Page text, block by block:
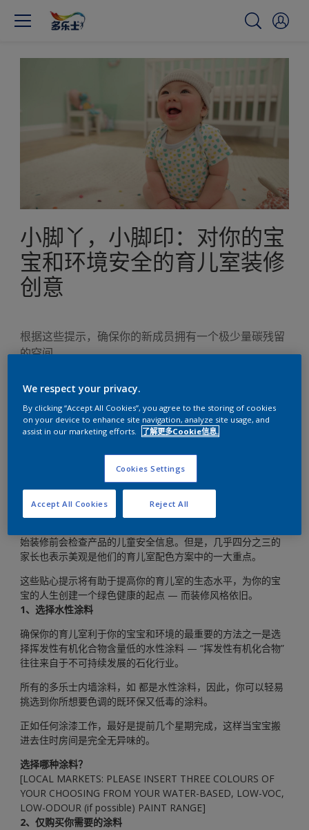
小脚丫，小脚印：对你的宝
宝和环境安全的育儿室装修
创意
根据这些提示，确保你的新成员拥有一个极少量碳残留
的空间。
“我们该如何打造一个既环保又时尚的育儿室呢？”
有生态意识的家庭常常担心新成员将会对环境产生怎样的影
响。他们应该使用什么样的尿布？他们应该买什么样的玩具？
他们应该如何装修育儿室，而不至于有害于他们的宝宝或环
境？
始装修前会检查产品的儿童安全信息。但是，几乎四分之三的
家长也表示美观是他们的育儿室配色方案中的一大重点。
这些贴心提示将有助于提高你的育儿室的生态水平，为你的宝
宝的人生创建一个绿色健康的起点 — 而装修风格依旧。
1、选择水性涂料
确保你的育儿室利于你的宝宝和环境的最重要的方法之一是选
择挥发性有机化合物含量低的水性涂料 — “挥发性有机化合物”
往往来自于不可持续发展的石化行业。
所有的多乐士内墙涂料，如 都是水性涂料，因此，你可以轻易
挑选到你所想要色调的既环保又低毒的涂料。
正如任何涂漆工作，最好是提前几个星期完成，这样当宝宝搬
进去住时房间是完全无异味的。
选择哪种涂料？
[LOCAL MARKETS: PLEASE INSERT THREE COLOURS OF
YOUR CHOOSING FROM YOUR WATER-BASED, LOW-VOC,
LOW-ODOUR (if possible) PAINT RANGE]
2、仅购买你需要的涂料
We respect your privacy.
By clicking “Accept All Cookies”, you agree to the storing of cookies
on your device to enhance site navigation, analyze site usage, and
assist in our marketing efforts.
了解更多Cookie信息.
Cookies Settings
Reject All
Accept All Cookies